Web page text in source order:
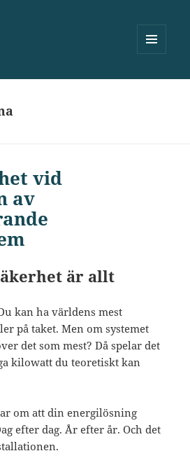
WIDGETS
vid
av
är allt
kan ha världens mest
på taket. Men om systemet
det som mest? Då spelar det
kilowatt du teoretiskt kan
om att din energilösning
efter dag. År efter år. Och det